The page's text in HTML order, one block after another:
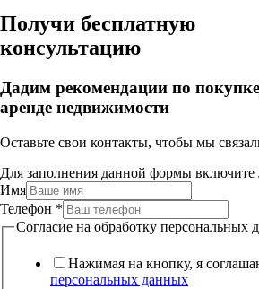
Получи бесплатную
консультацию
Дадим рекомендации по
аренде недвижимости
Оставьте свои контакты, чтобы мы
Для заполнения данной формы включите
Имя
Телефон *
Согласие на обработку персональных
Нажимая на кнопку, я
персональных данных